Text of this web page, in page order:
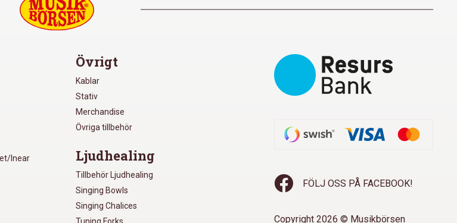
Inear
Övrigt
Kablar
Stativ
Merchandise
Övriga tillbehör
Ljudhealing
Tillbehör Ljudhealing
Singing Bowls
Singing Chalices
FÖLJ OSS PÅ FACEBOOK!
Copyright 2026 © Musikbörsen